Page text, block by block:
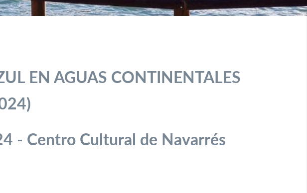
EN AGUAS CONTINENTALES
- Centro Cultural de Navarrés